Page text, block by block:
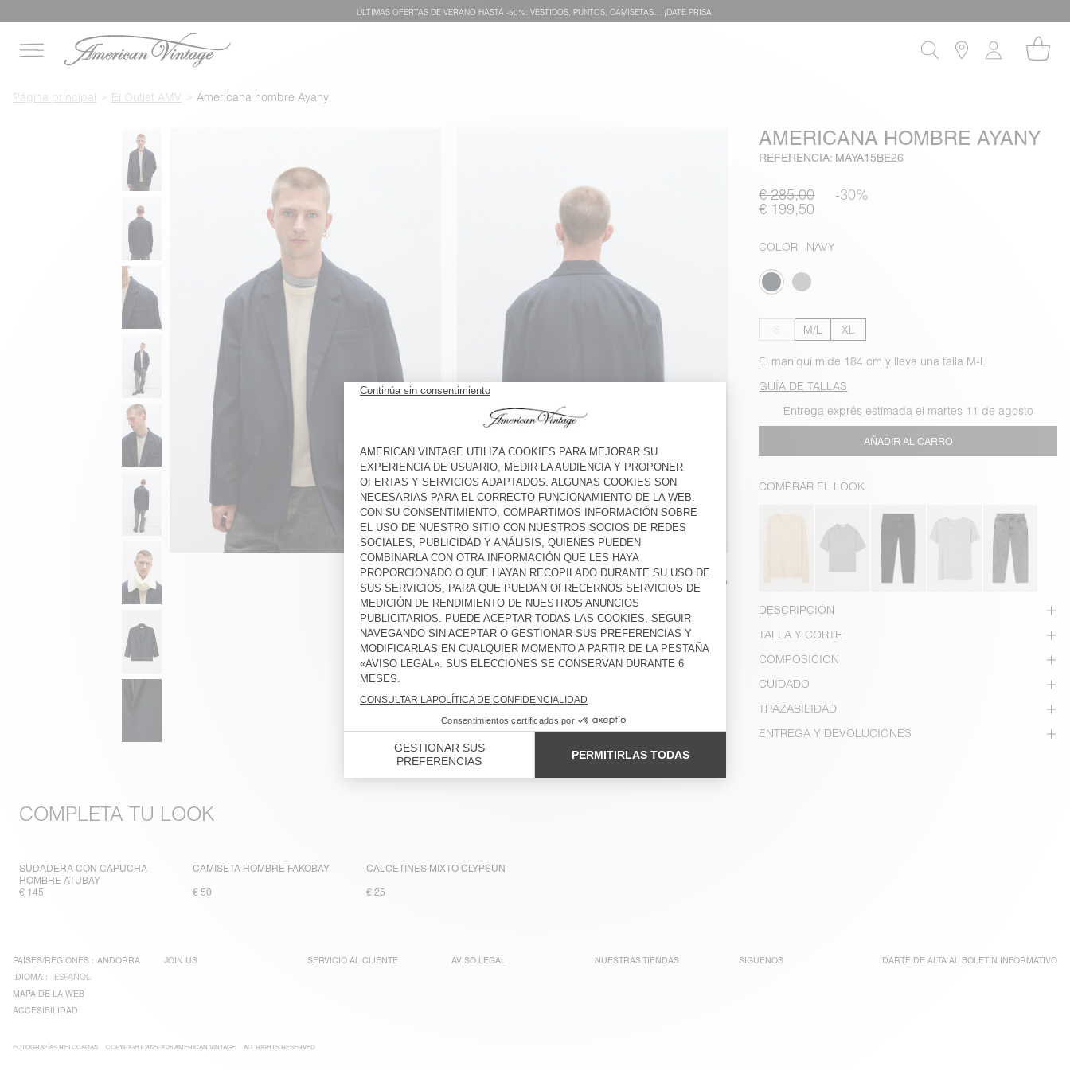
ÚLTIMAS OFERTAS DE VERANO HASTA -50%: VESTIDOS, PUNTOS, CAMISETAS… ¡DATE PRISA!
Página principal El Outlet AMV Americana hombre Ayany
AMERICANA HOMBRE AYANY
REFERENCIA: MAYA15BE26
€ 285,00 -30%
€ 199,50
COLOR | NAVY
M/L XL
El maniquí mide 184 cm y lleva una talla M-L
GUÍA DE TALLAS
Entrega exprés estimadael martes 11 de agosto
AÑADIR AL CARRO
COMPRAR EL LOOK
DESCRIPCIÓN
TALLA Y CORTE
COMPOSICIÓN
CUIDADO
TRAZABILIDAD
ENTREGA Y DEVOLUCIONES
COMPLETA TU LOOK
SUDADERA CON CAPUCHA
HOMBRE ATUBAY
€ 145
CAMISETA HOMBRE FAKOBAY
€ 50
CALCETINES MIXTO CLYPSUN
€ 25
PAÍSES/REGIONES : ANDORRA
IDIOMA :
ESPAÑOL
MAPA DE LA WEB
ACCESIBILIDAD
JOIN US SERVICIO AL CLIENTE AVISO LEGAL NUESTRAS TIENDAS SIGUENOS DARTE DE ALTA AL BOLETÍN INFORMATIVO
FOTOGRAFÍAS RETOCADAS COPYRIGHT 2025-2026 AMERICAN VINTAGE ALL RIGHTS RESERVED